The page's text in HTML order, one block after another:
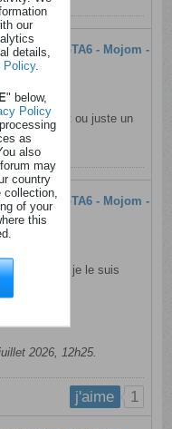
de GTA6 - Mojom -
Belges
au sort ou juste un
de GTA6 - Mojom -
Belges
dispo aussi, je le suis
2026, 12h25.
j'aime 1
our
details,
Policy.
" below,
Policy
as
also
may
country
of your
this